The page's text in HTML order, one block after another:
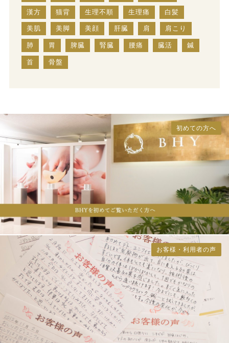
漢方 猫背 生理不順 生理痛 白髪
美肌 美脚 美顔 肝臓 肩 肩こり
肺 胃 脾臓 腎臓 腰痛 臓活 鍼
首 骨盤
初めての方へ
お客様・利用者の声